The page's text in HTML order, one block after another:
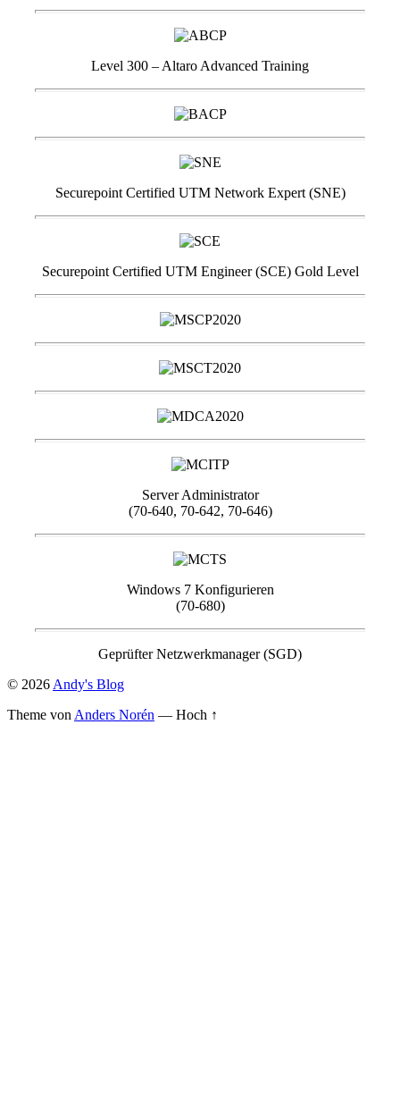
Level 300 – Altaro Advanced Training
Securepoint Certified UTM Network Expert (SNE)
Securepoint Certified UTM Engineer (SCE) Gold Level
Server Administrator
(70-640, 70-642, 70-646)
Windows 7 Konfigurieren
(70-680)
Geprüfter Netzwerkmanager (SGD)
© 2026 Andy's Blog
Theme von Anders Norén — Hoch ↑